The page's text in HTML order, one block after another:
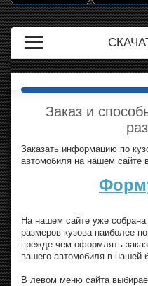
Заказ и
Заказать информацию по
автомобиля на нашем сайте
На нашем сайте уже
размеров кузова наиболее
прежде чем оформлять
вашего автомобиля в нашей
В левом меню сайта